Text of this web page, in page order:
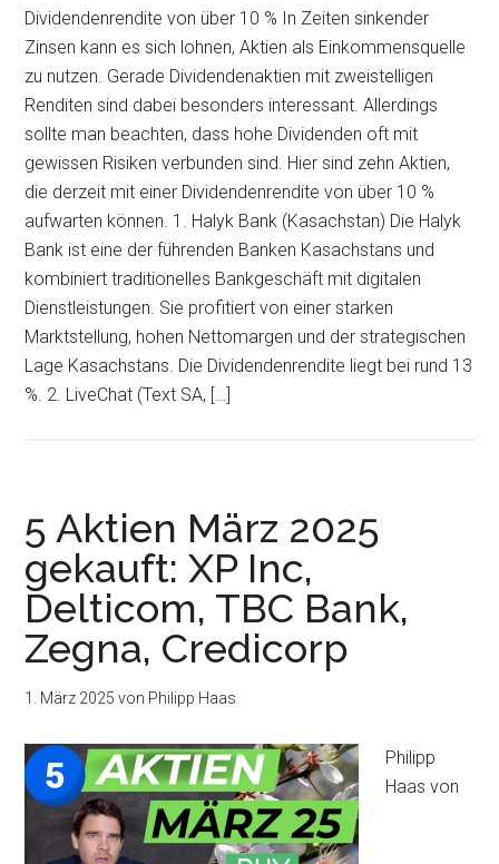
Dividendenrendite von über 10 % In Zeiten sinkender
Zinsen kann es sich lohnen, Aktien als Einkommensquelle
zu nutzen. Gerade Dividendenaktien mit zweistelligen
Renditen sind dabei besonders interessant. Allerdings
sollte man beachten, dass hohe Dividenden oft mit
gewissen Risiken verbunden sind. Hier sind zehn Aktien,
die derzeit mit einer Dividendenrendite von über 10 %
aufwarten können. 1. Halyk Bank (Kasachstan) Die Halyk
Bank ist eine der führenden Banken Kasachstans und
kombiniert traditionelles Bankgeschäft mit digitalen
Dienstleistungen. Sie profitiert von einer starken
Marktstellung, hohen Nettomargen und der strategischen
Lage Kasachstans. Die Dividendenrendite liegt bei rund 13
%. 2. LiveChat (Text SA, […]
5 Aktien März 2025
gekauft: XP Inc,
Delticom, TBC Bank,
Zegna, Credicorp
1. März 2025 von Philipp Haas
Philipp
Haas von